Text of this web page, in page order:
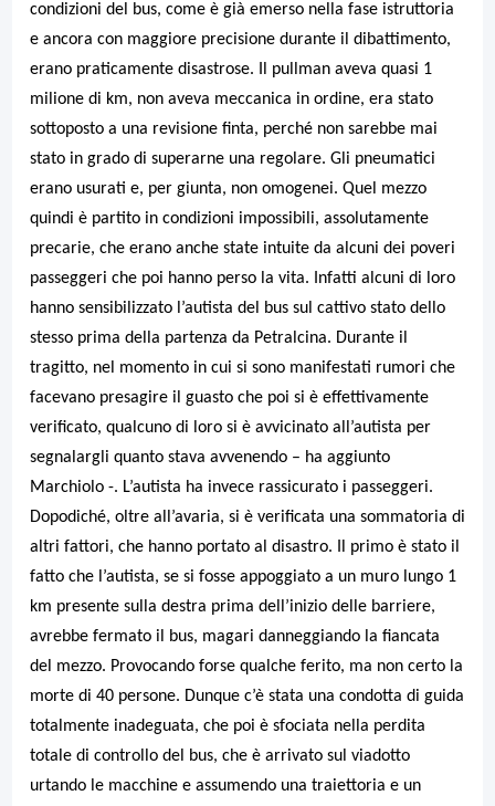
condizioni del bus, come è già emerso nella fase istruttoria
e ancora con maggiore precisione durante il dibattimento,
erano praticamente disastrose. Il pullman aveva quasi 1
milione di km, non aveva meccanica in ordine, era stato
sottoposto a una revisione finta, perché non sarebbe mai
stato in grado di superarne una regolare. Gli pneumatici
erano usurati e, per giunta, non omogenei. Quel mezzo
quindi è partito in condizioni impossibili, assolutamente
precarie, che erano anche state intuite da alcuni dei poveri
passeggeri che poi hanno perso la vita. Infatti alcuni di loro
hanno sensibilizzato l’autista del bus sul cattivo stato dello
stesso prima della partenza da Petralcina. Durante il
tragitto, nel momento in cui si sono manifestati rumori che
facevano presagire il guasto che poi si è effettivamente
verificato, qualcuno di loro si è avvicinato all’autista per
segnalargli quanto stava avvenendo – ha aggiunto
Marchiolo -. L’autista ha invece rassicurato i passeggeri.
Dopodiché, oltre all’avaria, si è verificata una sommatoria di
altri fattori, che hanno portato al disastro. Il primo è stato il
fatto che l’autista, se si fosse appoggiato a un muro lungo 1
km presente sulla destra prima dell’inizio delle barriere,
avrebbe fermato il bus, magari danneggiando la fiancata
del mezzo. Provocando forse qualche ferito, ma non certo la
morte di 40 persone. Dunque c’è stata una condotta di guida
totalmente inadeguata, che poi è sfociata nella perdita
totale di controllo del bus, che è arrivato sul viadotto
urtando le macchine e assumendo una traiettoria e un